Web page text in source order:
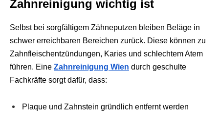
Zahnreinigung wichtig ist
Selbst bei sorgfältigem Zähneputzen bleiben Beläge in
schwer erreichbaren Bereichen zurück. Diese können zu
Zahnfleischentzündungen, Karies und schlechtem Atem
führen. Eine Zahnreinigung Wien durch geschulte
Fachkräfte sorgt dafür, dass:
Plaque und Zahnstein gründlich entfernt werden